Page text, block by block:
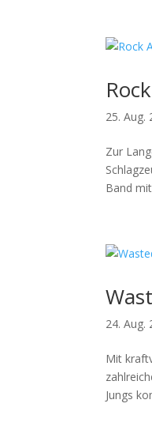
25. Aug.
Zur
Band
24. Aug.
Mit
Jungs